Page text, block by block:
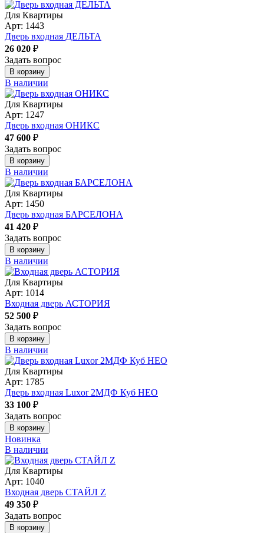
Для Квартиры
Арт: 1443
Дверь входная ДЕЛЬТА
26 020 ₽
Задать вопрос
В корзину
В наличии
Для Квартиры
Арт: 1247
Дверь входная ОНИКС
47 600 ₽
Задать вопрос
В корзину
В наличии
Для Квартиры
Арт: 1450
Дверь входная БАРСЕЛОНА
41 420 ₽
Задать вопрос
В корзину
В наличии
Для Квартиры
Арт: 1014
Входная дверь АСТОРИЯ
52 500 ₽
Задать вопрос
В корзину
В наличии
Для Квартиры
Арт: 1785
Дверь входная Luxor 2МДФ Куб НЕО
33 100 ₽
Задать вопрос
В корзину
Новинка
В наличии
Для Квартиры
Арт: 1040
Входная дверь СТАЙЛ Z
49 350 ₽
Задать вопрос
В корзину